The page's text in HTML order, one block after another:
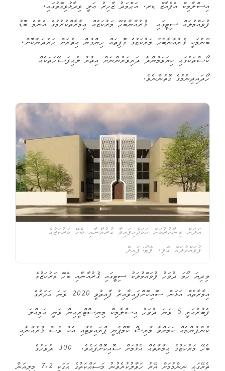
އިސްލާމިކް އެފެއާޒް ޑރ. އަޙްމަދު ޒާހިރު ޢަލީ ވިދާޅުވިގޮތުގައި،
ފުވައްމުލައް ސިޓީގައި ޤުރުއާނާބެހޭ މަރުކަޒެއް ޢިމާރާތްކުރުމުގެ އެންމެ ބޮޑު
ބޭނުމަކީ ޤުރުއާނާބެހޭ މަރުކަޒުގެ ގޮފިތައް ހިންގުން އިތުރަށް ހަރުދަނާކޮށް،
ކޯސްތަކުގައި ކިޔަވަމުންދާ ދަރިވަރުންނަށް އިތުރު ލުއިފަސޭހަތަކެއް
ހޯދައިދިނުމުގެ ގޮތުންނެވެ.
އަލަށް ބިނާކުރުމަށް ހަމަޖެހިފައިވާ ގުރުއާނާއި ބެހޭ މަރުކަޒުގެ
ފުވައްމުލައް ގޮފި، ފޮޓޯ:ފައިލް
މިދިޔަ ހޯމަ ދުވަހު ފުވައްމުލަކު ސިޓީގައި ޤުރުއާނާއި ބެހޭ މަރުކަޒުގެ
އިމާރާތެއް އަޅަން ސޮއިކޮށްފައިވާއިރު ފާއިތުވީ 2020 ވަނަ އަހަރުގެ
ފެބުރުއަރީ 5 ވަނަ ދުވަހު އިސްލާމިކް މިނިސްޓްރީއިން ވަނީ އަމިއްލަ
ކުންފުންޏެއް ކަމަށްވާ މާރިޝް ކޮމްޕެނީ ޕްރައިވެޓާއި އެކު ވެސް ޤުރުއާނާއި
ބެހޭ މަރުކަޒުގެ އިމާރާތެއް އެޅުމަށް ސޮއިކޮށްފައެވެ. 300 ދުވަހުގެ
ތެރޭގައި ނިންމުމަށް އޭރު ހަވާލުކުރެވުނު މަސައްކަތުގެ އަގަކީ 7.2 މިލިއަން